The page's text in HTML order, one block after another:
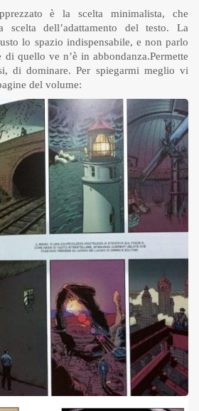
è la scelta minimalista, che
scelta dell’adattamento del testo. La
lo spazio indispensabile, e non parlo
quello ve n’è in abbondanza.Permette
di dominare. Per spiegarmi meglio vi
del volume: